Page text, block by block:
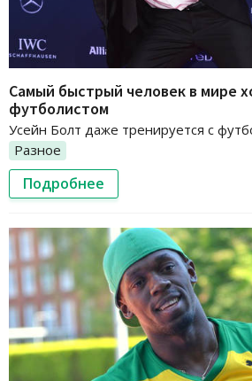
Самый быстрый человек в мире
футболистом
Усейн Болт даже тренируется с
Разное
Подробнее